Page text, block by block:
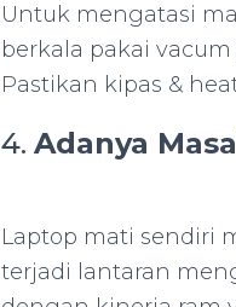
Untuk mengatasi
berkala pakai
Pastikan kipas &
4. Adanya
Laptop mati sendiri
terjadi lantaran